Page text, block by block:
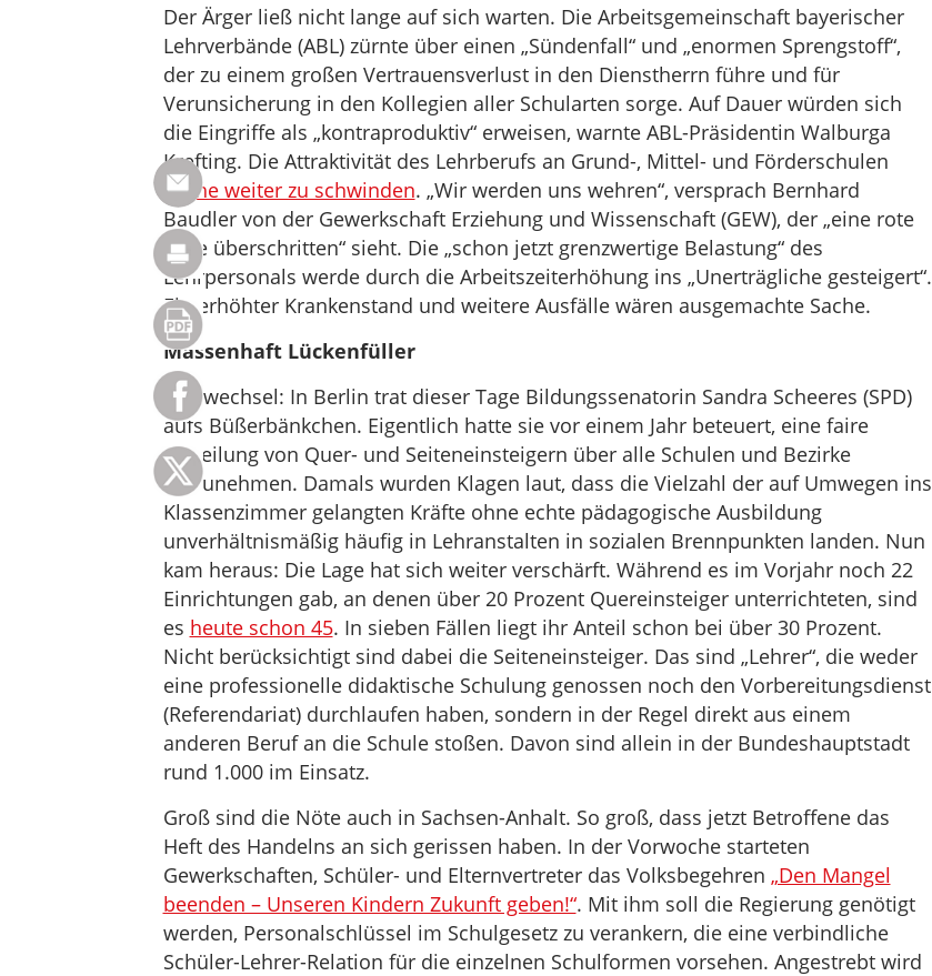
Der Ärger ließ nicht lange auf sich warten. Die Arbeitsgemeinschaft bayerischer
Lehrverbände (ABL) zürnte über einen „Sündenfall“ und „enormen Sprengstoff“,
der zu einem großen Vertrauensverlust in den Dienstherrn führe und für
Verunsicherung in den Kollegien aller Schularten sorge. Auf Dauer würden sich
die Eingriffe als „kontraproduktiv“ erweisen, warnte ABL-Präsidentin Walburga
Krefting. Die Attraktivität des Lehrberufs an Grund-, Mittel- und Förderschulen
drohe weiter zu schwinden. „Wir werden uns wehren“, versprach Bernhard
Baudler von der Gewerkschaft Erziehung und Wissenschaft (GEW), der „eine rote
Linie überschritten“ sieht. Die „schon jetzt grenzwertige Belastung“ des
Lehrpersonals werde durch die Arbeitszeiterhöhung ins „Unerträgliche gesteigert“.
Ein erhöhter Krankenstand und weitere Ausfälle wären ausgemachte Sache.
Massenhaft Lückenfüller
Ortswechsel: In Berlin trat dieser Tage Bildungssenatorin Sandra Scheeres (SPD)
aufs Büßerbänkchen. Eigentlich hatte sie vor einem Jahr beteuert, eine faire
Verteilung von Quer- und Seiteneinsteigern über alle Schulen und Bezirke
vorzunehmen. Damals wurden Klagen laut, dass die Vielzahl der auf Umwegen ins
Klassenzimmer gelangten Kräfte ohne echte pädagogische Ausbildung
unverhältnismäßig häufig in Lehranstalten in sozialen Brennpunkten landen. Nun
kam heraus: Die Lage hat sich weiter verschärft. Während es im Vorjahr noch 22
Einrichtungen gab, an denen über 20 Prozent Quereinsteiger unterrichteten, sind
es heute schon 45. In sieben Fällen liegt ihr Anteil schon bei über 30 Prozent.
Nicht berücksichtigt sind dabei die Seiteneinsteiger. Das sind „Lehrer“, die weder
eine professionelle didaktische Schulung genossen noch den Vorbereitungsdienst
(Referendariat) durchlaufen haben, sondern in der Regel direkt aus einem
anderen Beruf an die Schule stoßen. Davon sind allein in der Bundeshauptstadt
rund 1.000 im Einsatz.
Groß sind die Nöte auch in Sachsen-Anhalt. So groß, dass jetzt Betroffene das
Heft des Handelns an sich gerissen haben. In der Vorwoche starteten
Gewerkschaften, Schüler- und Elternvertreter das Volksbegehren „Den Mangel
beenden – Unseren Kindern Zukunft geben!“. Mit ihm soll die Regierung genötigt
werden, Personalschlüssel im Schulgesetz zu verankern, die eine verbindliche
Schüler-Lehrer-Relation für die einzelnen Schulformen vorsehen. Angestrebt wird